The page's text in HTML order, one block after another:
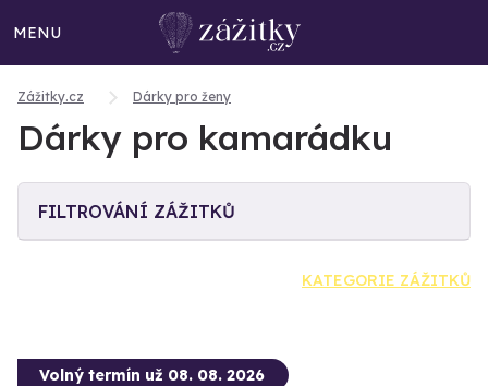
MENU
Zážitky.cz Dárky pro ženy
Dárky pro kamarádku
FILTROVÁNÍ ZÁŽITKŮ
KATEGORIE ZÁŽITKŮ
Volný termín už 08. 08. 2026